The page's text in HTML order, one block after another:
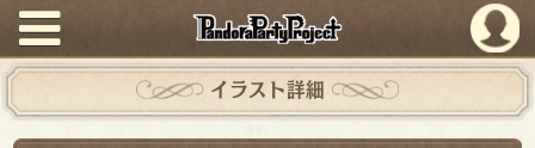
PandoraPartyProject
イラスト詳細